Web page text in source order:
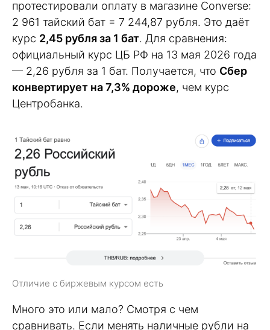
протестировали оплату в магазине Converse:
2 961 тайский бат = 7 244,87 рубля. Это даёт
курс 2,45 рубля за 1 бат. Для сравнения:
официальный курс ЦБ РФ на 13 мая 2026 года
— 2,26 рубля за 1 бат. Получается, что Сбер
конвертирует на 7,3% дороже, чем курс
Центробанка.
Отличие с биржевым курсом есть
Много это или мало? Смотря с чем
сравнивать. Если менять наличные рубли на